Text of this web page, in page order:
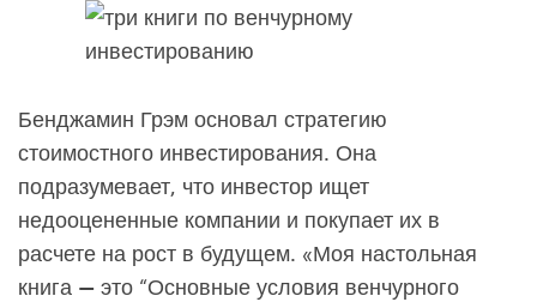
Бенджамин Грэм основал стратегию
стоимостного инвестирования. Она
подразумевает, что инвестор ищет
недооцененные компании и покупает их в
расчете на рост в будущем. «Моя настольная
книга — это “Основные условия венчурного